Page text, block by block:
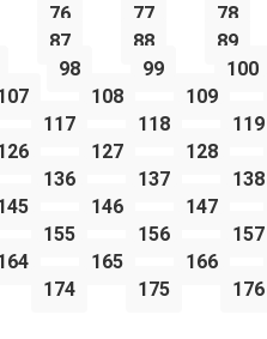
76 77
78
87 88
89
98 99
100
108
109
117 118
119
127
128
136 137
138
146
147
155 156
157
165
166
174 175
176